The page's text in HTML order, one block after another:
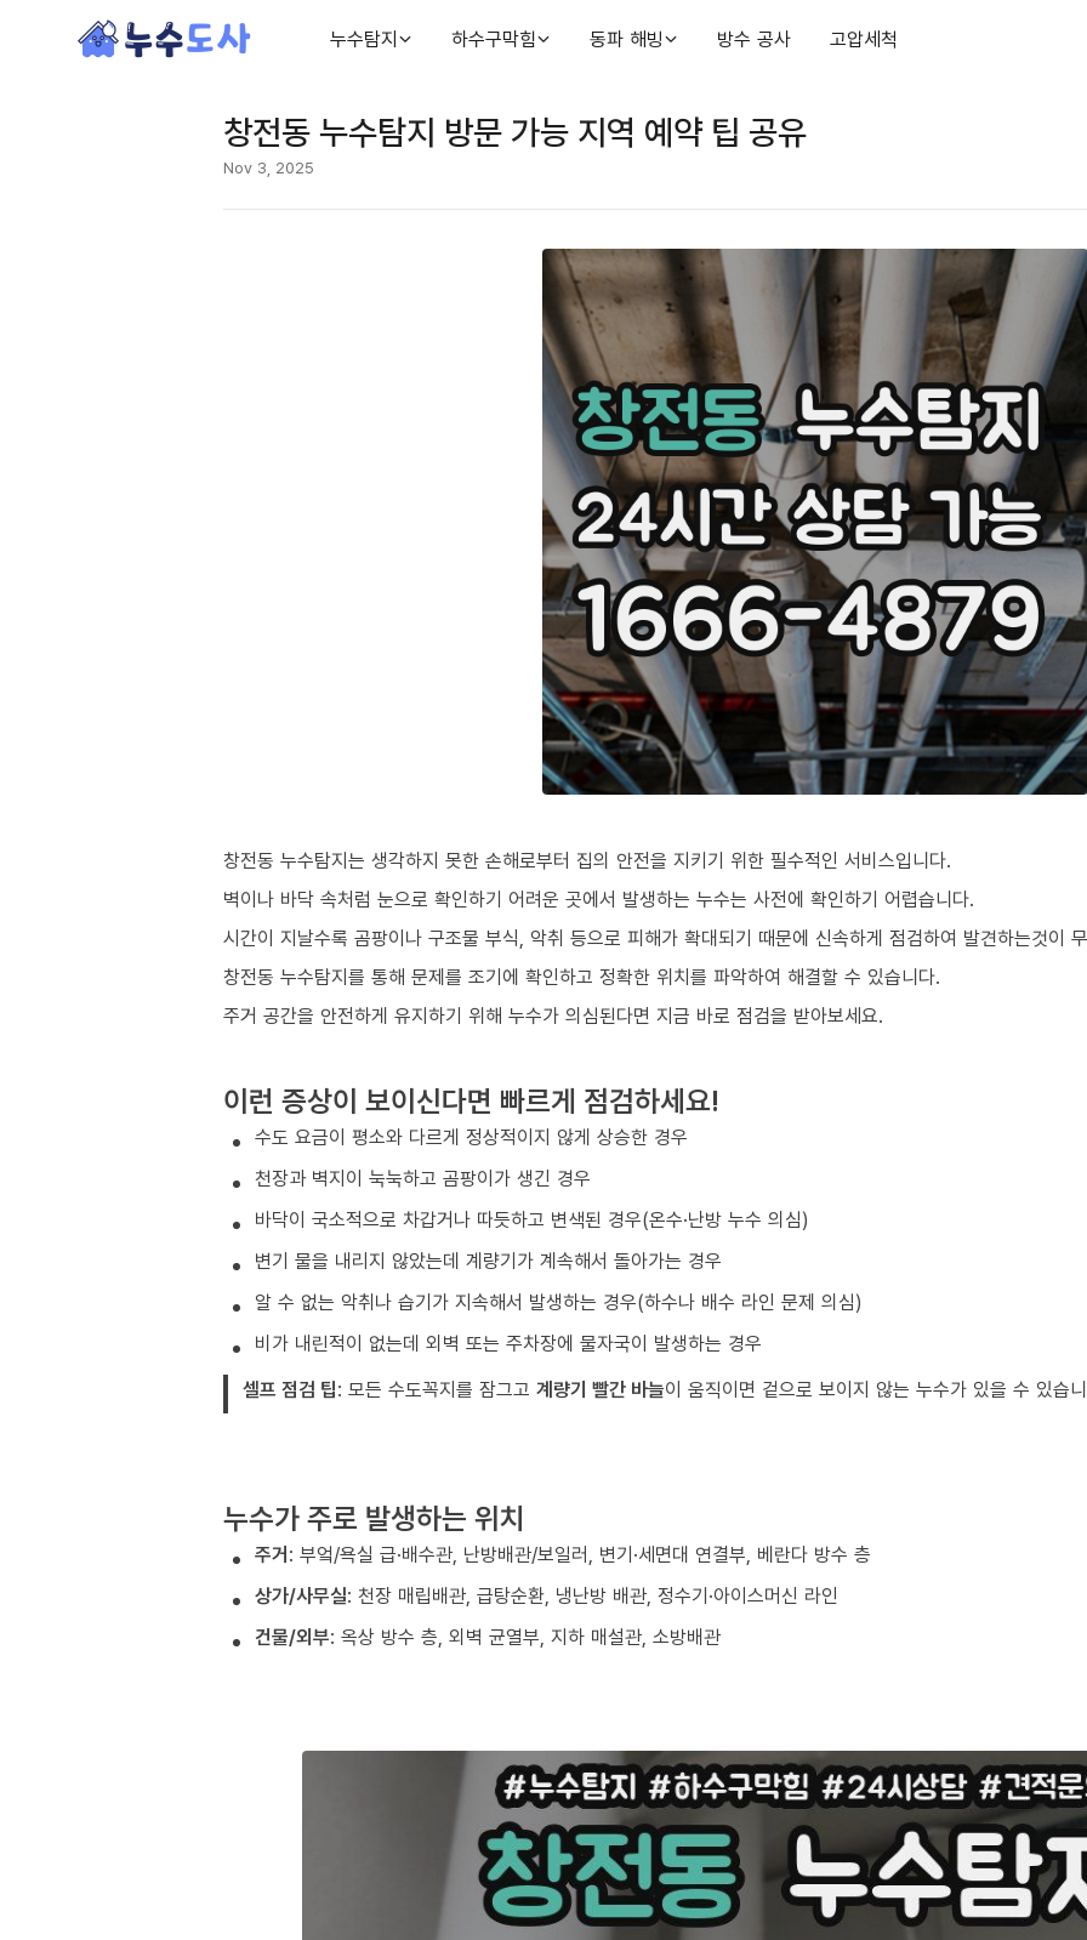
누수탐지 하수구막힘 동파 해빙 방수 공사 고압세척
창전동 누수탐지 방문 가능 지역 예약 팁 공유
Nov 3, 2025
창전동 누수탐지는 생각하지 못한 손해로부터 집의 안전을 지키기 위한 필수적인 서비스입니다.
벽이나 바닥 속처럼 눈으로 확인하기 어려운 곳에서 발생하는 누수는 사전에 확인하기 어렵습니다.
시간이 지날수록 곰팡이나 구조물 부식, 악취 등으로 피해가 확대되기 때문에 신속하게 점검하여 발견하는것이
창전동 누수탐지를 통해 문제를 조기에 확인하고 정확한 위치를 파악하여 해결할 수 있습니다.
주거 공간을 안전하게 유지하기 위해 누수가 의심된다면 지금 바로 점검을 받아보세요.
이런 증상이 보이신다면 빠르게 점검하세요!
수도 요금이 평소와 다르게 정상적이지 않게 상승한 경우
천장과 벽지이 눅눅하고 곰팡이가 생긴 경우
바닥이 국소적으로 차갑거나 따듯하고 변색된 경우(온수·난방 누수 의심)
변기 물을 내리지 않았는데 계량기가 계속해서 돌아가는 경우
알 수 없는 악취나 습기가 지속해서 발생하는 경우(하수나 배수 라인 문제 의심)
비가 내린적이 없는데 외벽 또는 주차장에 물자국이 발생하는 경우
셀프 점검 팁: 모든 수도꼭지를 잠그고 계량기 빨간 바늘이 움직이면 겉으로 보이지 않는 누수가 있을 수 있습
누수가 주로 발생하는 위치
주거: 부엌/욕실 급·배수관, 난방배관/보일러, 변기·세면대 연결부, 베란다 방수 층
상가/사무실: 천장 매립배관, 급탕순환, 냉난방 배관, 정수기·아이스머신 라인
건물/외부: 옥상 방수 층, 외벽 균열부, 지하 매설관, 소방배관